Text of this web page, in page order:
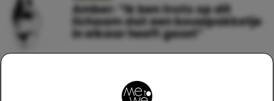
Amber: “Ik ben trots op dit
lichaam dat een bouwpakketje
in elkaar heeft gezet”